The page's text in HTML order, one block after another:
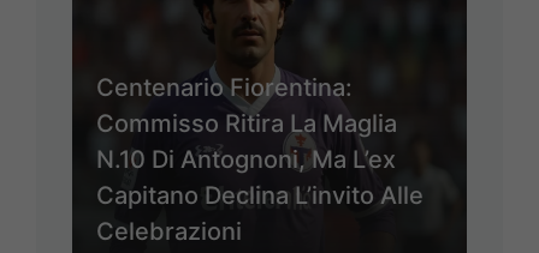
Centenario Fiorentina:
Commisso Ritira La Maglia
N.10 Di Antognoni, Ma L’ex
Capitano Declina L’invito Alle
Celebrazioni